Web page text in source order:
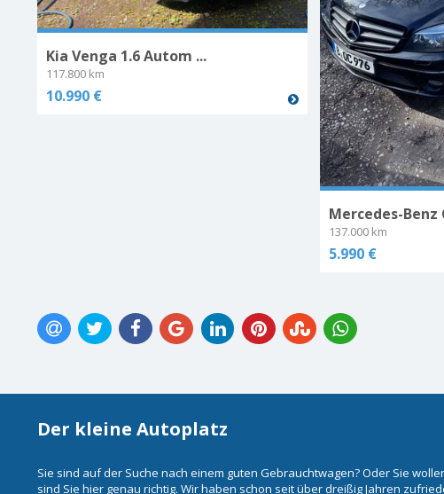
Kia Venga 1.6 Autom ...
117.800 km
10.990 €
Mercedes-Benz
137.000 km
5.990 €
Der kleine Autoplatz
Sie sind auf der Suche nach einem guten Gebrauchtwagen? Oder Sie
sind Sie hier genau richtig. Wir haben schon seit über dreißig Jahren